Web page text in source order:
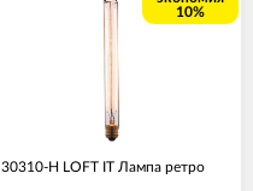
10%
30310-H LOFT IT Лампа ретро